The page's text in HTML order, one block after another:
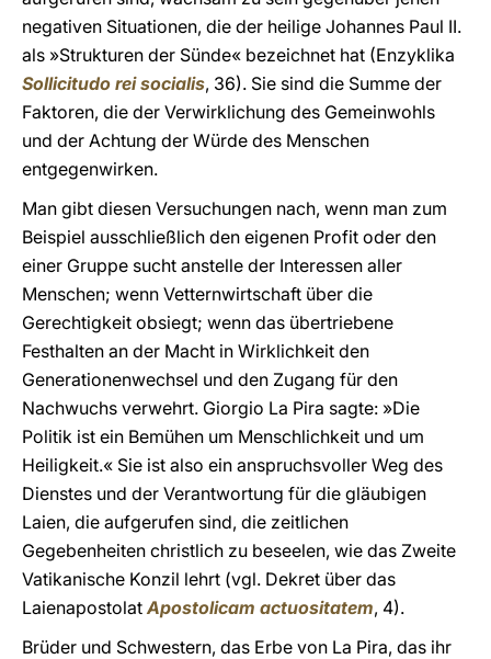
negativen Situationen, die der heilige Johannes Paul II.
als »Strukturen der Sünde« bezeichnet hat (Enzyklika
Sollicitudo rei socialis, 36). Sie sind die Summe der
Faktoren, die der Verwirklichung des Gemeinwohls
und der Achtung der Würde des Menschen
entgegenwirken.
Man gibt diesen Versuchungen nach, wenn man zum
Beispiel ausschließlich den eigenen Profit oder den
einer Gruppe sucht anstelle der Interessen aller
Menschen; wenn Vetternwirtschaft über die
Gerechtigkeit obsiegt; wenn das übertriebene
Festhalten an der Macht in Wirklichkeit den
Generationenwechsel und den Zugang für den
Nachwuchs verwehrt. Giorgio La Pira sagte: »Die
Politik ist ein Bemühen um Menschlichkeit und um
Heiligkeit.« Sie ist also ein anspruchsvoller Weg des
Dienstes und der Verantwortung für die gläubigen
Laien, die aufgerufen sind, die zeitlichen
Gegebenheiten christlich zu beseelen, wie das Zweite
Vatikanische Konzil lehrt (vgl. Dekret über das
LaienapostolatApostolicam actuositatem, 4).
Brüder und Schwestern, das Erbe von La Pira, das ihr